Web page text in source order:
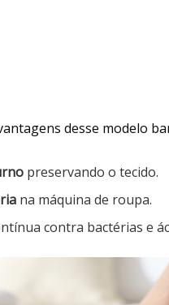
desse modelo
preservando o tecido.
na máquina de roupa.
contra bactérias e